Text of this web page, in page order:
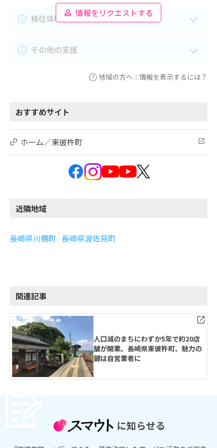
情報をリクエストする
移住体験支援
その他の支援
地域の方へ：情報を表示するには？
おすすめサイト
ホーム／東彼杵町
近隣地域
長崎県川棚町 長崎県波佐見町
関連記事
人口減のまちにわずか5年で約20店
舗が開業。長崎県東彼杵町、魅力の
鍵は自営業者に
に知らせる